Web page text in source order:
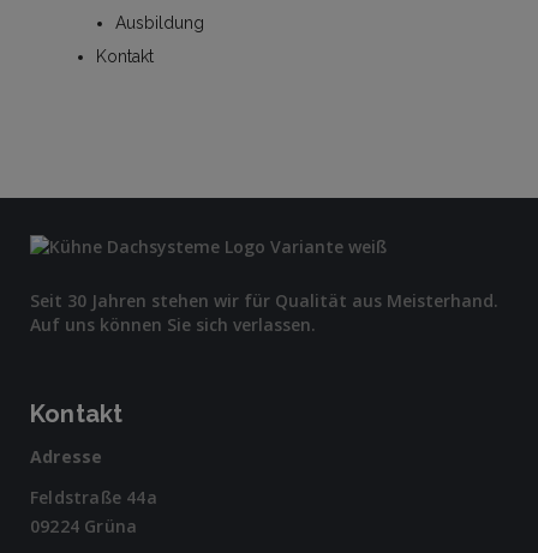
Ausbildung
Kontakt
Seit 30 Jahren stehen wir für Qualität aus Meisterhand.
Auf uns können Sie sich verlassen.
Kontakt
Adresse
Feldstraße 44a
09224 Grüna